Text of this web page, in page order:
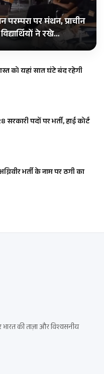
परम्परा पर मंथन, प्राचीन
ने रखे…
को यहां सात घंटे बंद रहेगी
पदों पर भर्ती, हाई कोर्ट
भर्ती के नाम पर ठगी का
की ताज़ा और विश्वसनीय